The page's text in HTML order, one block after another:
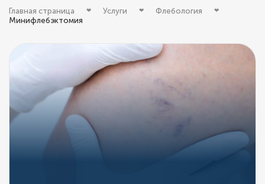
Главная страница Услуги
Флебология
Минифлебэктомия